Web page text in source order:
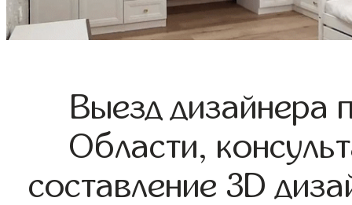
Выезд дизайнера
Области,
составление 3D